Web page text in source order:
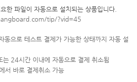
한 파일이 자동으로 설치되는 상품입니다.
tip/?vid=45
동으로 테스트 결제가 가능한 상태까지 자동 설
24시간 이내에 자동으로 결제 취소됨
서 바로 결제취소 가능